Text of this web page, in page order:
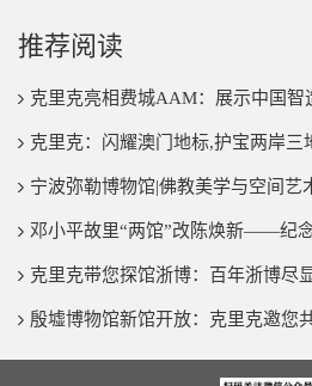
推荐阅读
克里克亮相费城AAM：展示中国智
克里克：闪耀澳门地标,护宝两岸
宁波弥勒博物馆|佛教美学与空间艺
邓小平故里“两馆”改陈焕新——纪
克里克带您探馆浙博：百年浙博尽